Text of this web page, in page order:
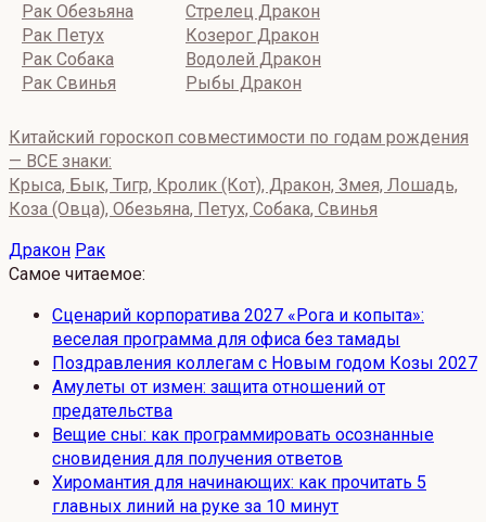
Рак Обезьяна
Рак Петух
Рак Собака
Рак Свинья
Стрелец Дракон
Козерог Дракон
Водолей Дракон
Рыбы Дракон
Китайский гороскоп совместимости по годам рождения
— ВСЕ знаки:
Крыса, Бык, Тигр, Кролик (Кот), Дракон, Змея, Лошадь,
Коза (Овца), Обезьяна, Петух, Собака, Свинья
Дракон Рак
Самое читаемое:
Сценарий корпоратива 2027 «Рога и копыта»:
веселая программа для офиса без тамады
Поздравления коллегам с Новым годом Козы 2027
Амулеты от измен: защита отношений от
предательства
Вещие сны: как программировать осознанные
сновидения для получения ответов
Хиромантия для начинающих: как прочитать 5
главных линий на руке за 10 минут